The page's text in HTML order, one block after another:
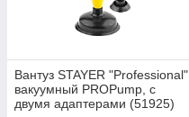
Вантуз STAYER "Professional"
вакуумный PROPump, с
двумя адаптерами (51925)